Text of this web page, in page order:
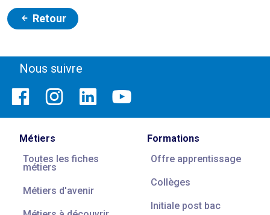
Retour
Nous suivre
Métiers
Toutes les fiches
métiers
Métiers d'avenir
Formations
Offre apprentissage
Collèges
Initiale post bac